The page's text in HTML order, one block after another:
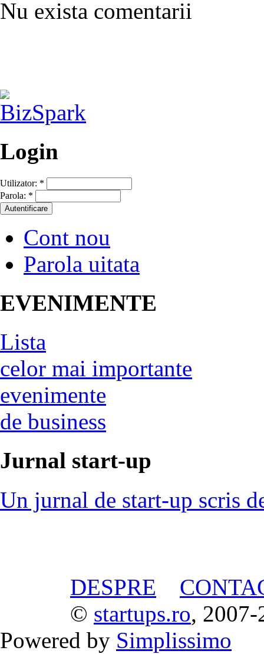
Nu exista comentarii
Login
Utilizator: *
Parola: *
Cont nou
Parola uitata
EVENIMENTE
Lista
celor mai importante
evenimente
de business
Jurnal start-up
Un jurnal de start-up scris
DESPRE
© startups.ro, 2007-
Powered by Simplissimo